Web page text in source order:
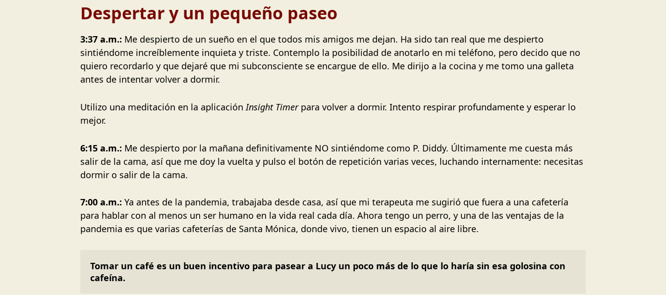
Despertar y un pequeño paseo
3:37 a.m.: Me despierto de un sueño en el que todos mis amigos me dejan. Ha sido tan real que me despierto
sintiéndome increíblemente inquieta y triste. Contemplo la posibilidad de anotarlo en mi teléfono, pero decido que no
quiero recordarlo y que dejaré que mi subconsciente se encargue de ello. Me dirijo a la cocina y me tomo una galleta
antes de intentar volver a dormir.
Utilizo una meditación en la aplicaciónInsight Timerpara volver a dormir. Intento respirar profundamente y esperar lo
mejor.
6:15 a.m.: Me despierto por la mañana definitivamente NO sintiéndome como P. Diddy. Últimamente me cuesta más
salir de la cama, así que me doy la vuelta y pulso el botón de repetición varias veces, luchando internamente: necesitas
dormir o salir de la cama.
7:00 a.m.: Ya antes de la pandemia, trabajaba desde casa, así que mi terapeuta me sugirió que fuera a una cafetería
para hablar con al menos un ser humano en la vida real cada día. Ahora tengo un perro, y una de las ventajas de la
pandemia es que varias cafeterías de Santa Mónica, donde vivo, tienen un espacio al aire libre.
Tomar un café es un buen incentivo para pasear a Lucy un poco más de lo que lo haría sin esa golosina con
cafeína.